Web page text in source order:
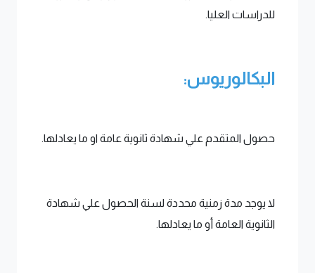
للدراسات العليا.
البكالوريوس:
حصول المتقدم علي شهادة ثانوية عامة او ما يعادلها.
لا يوجد مدة زمنية محددة لسنة الحصول علي شهادة
الثانوية العامة أو ما يعادلها.